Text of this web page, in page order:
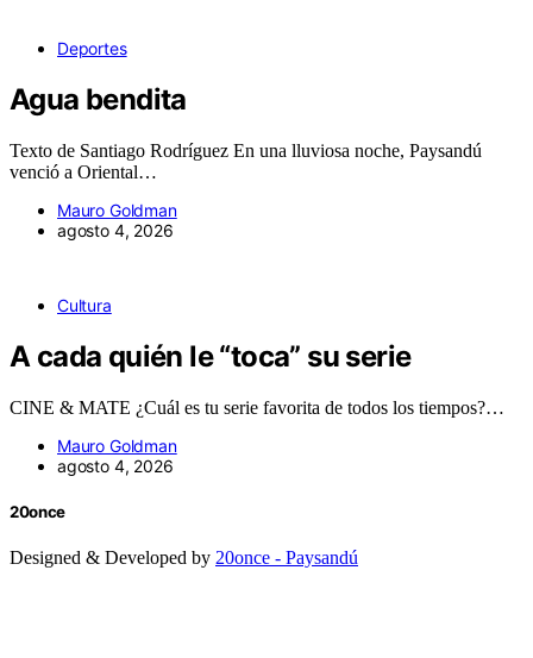
Deportes
Agua bendita
Texto de Santiago Rodríguez En una lluviosa noche, Paysandú
venció a Oriental…
Mauro Goldman
agosto 4, 2026
Cultura
A cada quién le “toca” su serie
CINE & MATE ¿Cuál es tu serie favorita de todos los tiempos?…
Mauro Goldman
agosto 4, 2026
20once
Designed & Developed by 20once - Paysandú